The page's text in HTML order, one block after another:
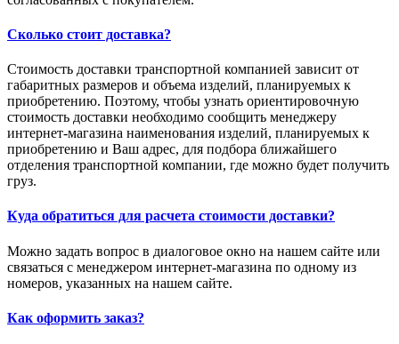
Сколько стоит доставка?
Стоимость доставки транспортной компанией зависит от
габаритных размеров и объема изделий, планируемых к
приобретению. Поэтому, чтобы узнать ориентировочную
стоимость доставки необходимо сообщить менеджеру
интернет-магазина наименования изделий, планируемых к
приобретению и Ваш адрес, для подбора ближайшего
отделения транспортной компании, где можно будет получить
груз.
Куда обратиться для расчета стоимости доставки?
Можно задать вопрос в диалоговое окно на нашем сайте или
связаться с менеджером интернет-магазина по одному из
номеров, указанных на нашем сайте.
Как оформить заказ?